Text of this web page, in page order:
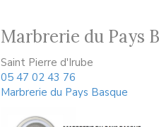
Marbrerie du Pays
Saint Pierre d'Irube
05 47 02 43 76
Marbrerie du Pays Basque